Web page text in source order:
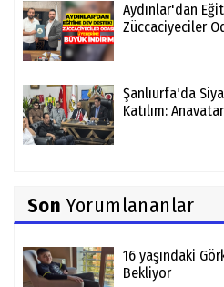
Aydınlar'dan
Züccaciyeciler
Şanlıurfa'da
Katılım:
Son Yorumlananlar
16 yaşındaki
Bekliyor